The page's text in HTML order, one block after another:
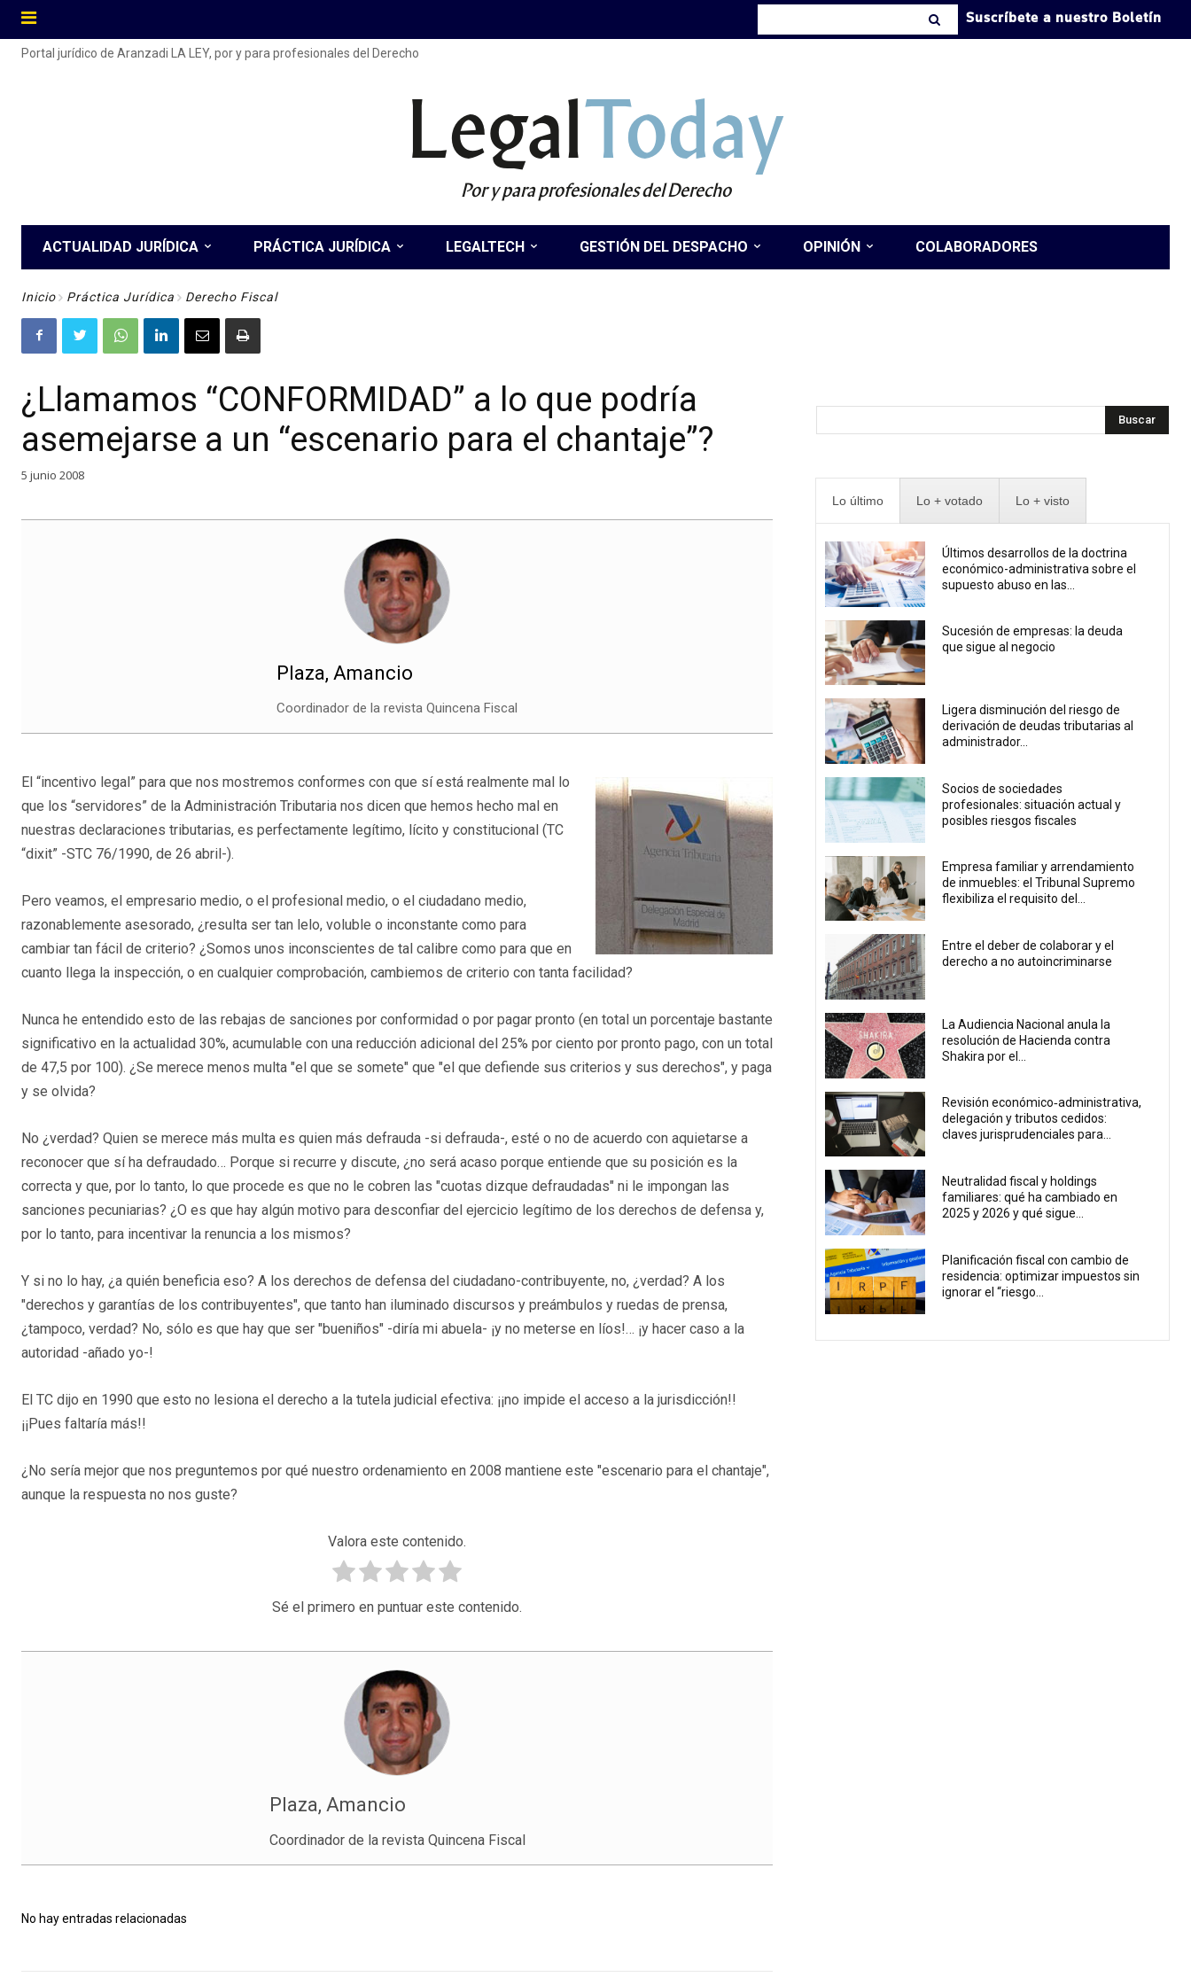
Suscríbete a nuestro Boletín
Portal jurídico de Aranzadi LA LEY, por y para profesionales del Derecho
LegalToday
Por y para profesionales del Derecho
ACTUALIDAD JURÍDICA PRÁCTICA JURÍDICA LEGALTECH GESTIÓN DEL DESPACHO OPINIÓN COLABORADORES
Inicio Práctica Jurídica Derecho Fiscal
¿Llamamos “CONFORMIDAD” a lo que podría
asemejarse a un “escenario para el chantaje”?
5 junio 2008
Plaza, Amancio
Coordinador de la revista Quincena Fiscal
El “incentivo legal” para que nos mostremos conformes con que sí está realmente mal lo
que los “servidores” de la Administración Tributaria nos dicen que hemos hecho mal en
nuestras declaraciones tributarias, es perfectamente legítimo, lícito y constitucional (TC
“dixit” -STC 76/1990, de 26 abril-).
Pero veamos, el empresario medio, o el profesional medio, o el ciudadano medio,
razonablemente asesorado, ¿resulta ser tan lelo, voluble o inconstante como para
cambiar tan fácil de criterio? ¿Somos unos inconscientes de tal calibre como para que en
cuanto llega la inspección, o en cualquier comprobación, cambiemos de criterio con tanta facilidad?
Nunca he entendido esto de las rebajas de sanciones por conformidad o por pagar pronto (en total un porcentaje bastante
significativo en la actualidad 30%, acumulable con una reducción adicional del 25% por ciento por pronto pago, con un total
de 47,5 por 100). ¿Se merece menos multa "el que se somete" que "el que defiende sus criterios y sus derechos", y paga
y se olvida?
No ¿verdad? Quien se merece más multa es quien más defrauda -si defrauda-, esté o no de acuerdo con aquietarse a
reconocer que sí ha defraudado… Porque si recurre y discute, ¿no será acaso porque entiende que su posición es la
correcta y que, por lo tanto, lo que procede es que no le cobren las "cuotas dizque defraudadas" ni le impongan las
sanciones pecuniarias? ¿O es que hay algún motivo para desconfiar del ejercicio legítimo de los derechos de defensa y,
por lo tanto, para incentivar la renuncia a los mismos?
Y si no lo hay, ¿a quién beneficia eso? A los derechos de defensa del ciudadano-contribuyente, no, ¿verdad? A los
"derechos y garantías de los contribuyentes", que tanto han iluminado discursos y preámbulos y ruedas de prensa,
¿tampoco, verdad? No, sólo es que hay que ser "bueniños" -diría mi abuela- ¡y no meterse en líos!… ¡y hacer caso a la
autoridad -añado yo-!
El TC dijo en 1990 que esto no lesiona el derecho a la tutela judicial efectiva: ¡¡no impide el acceso a la jurisdicción!!
¡¡Pues faltaría más!!
¿No sería mejor que nos preguntemos por qué nuestro ordenamiento en 2008 mantiene este "escenario para el chantaje",
aunque la respuesta no nos guste?
Valora este contenido.
Sé el primero en puntuar este contenido.
Plaza, Amancio
Coordinador de la revista Quincena Fiscal
No hay entradas relacionadas
Buscar
Lo último Lo + votado Lo + visto
Últimos desarrollos de la doctrina
económico-administrativa sobre el
supuesto abuso en las...
Sucesión de empresas: la deuda
que sigue al negocio
Ligera disminución del riesgo de
derivación de deudas tributarias al
administrador...
Socios de sociedades
profesionales: situación actual y
posibles riesgos fiscales
Empresa familiar y arrendamiento
de inmuebles: el Tribunal Supremo
flexibiliza el requisito del...
Entre el deber de colaborar y el
derecho a no autoincriminarse
La Audiencia Nacional anula la
resolución de Hacienda contra
Shakira por el...
Revisión económico‑administrativa,
delegación y tributos cedidos:
claves jurisprudenciales para...
Neutralidad fiscal y holdings
familiares: qué ha cambiado en
2025 y 2026 y qué sigue...
Planificación fiscal con cambio de
residencia: optimizar impuestos sin
ignorar el “riesgo...